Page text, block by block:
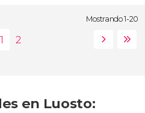
Mostrando 1-20
en Luosto: